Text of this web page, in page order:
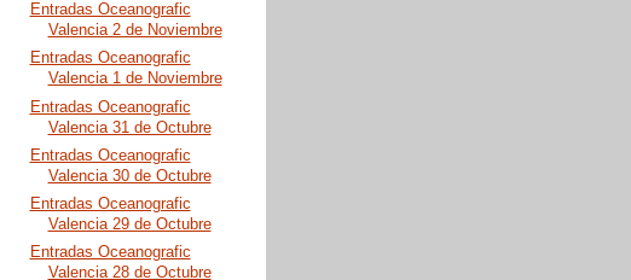
Entradas Oceanografic
Valencia 2 de Noviembre
Entradas Oceanografic
Valencia 1 de Noviembre
Entradas Oceanografic
Valencia 31 de Octubre
Entradas Oceanografic
Valencia 30 de Octubre
Entradas Oceanografic
Valencia 29 de Octubre
Entradas Oceanografic
Valencia 28 de Octubre